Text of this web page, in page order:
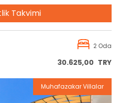
Takvimi
2 Oda
30.625,00 TRY
Muhafazakar Villalar